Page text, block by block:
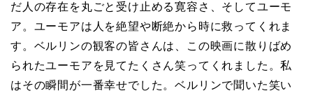
だ人の存在を丸ごと受け止める寛容さ、そしてユーモ
ア。ユーモアは人を絶望や断絶から時に救ってくれま
す。ベルリンの観客の皆さんは、この映画に散りばめ
られたユーモアを見てたくさん笑ってくれました。私
はその瞬間が一番幸せでした。ベルリンで聞いた笑い